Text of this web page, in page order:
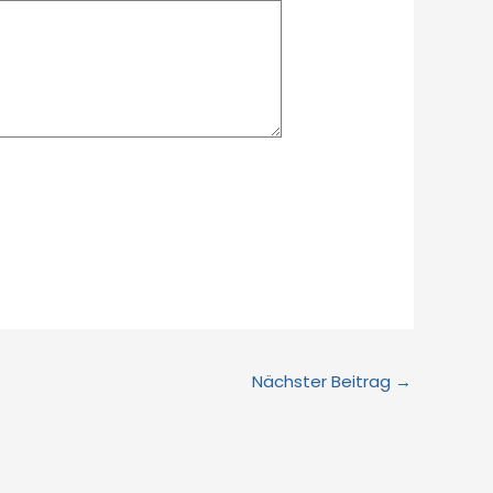
Nächster Beitrag →